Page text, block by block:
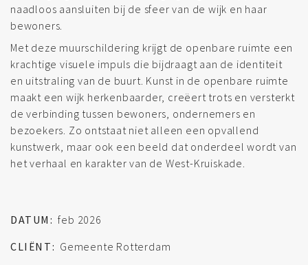
naadloos aansluiten bij de sfeer van de wijk en haar
bewoners.
Met deze muurschildering krijgt de openbare ruimte een
krachtige visuele impuls die bijdraagt aan de identiteit
en uitstraling van de buurt. Kunst in de openbare ruimte
maakt een wijk herkenbaarder, creëert trots en versterkt
de verbinding tussen bewoners, ondernemers en
bezoekers. Zo ontstaat niet alleen een opvallend
kunstwerk, maar ook een beeld dat onderdeel wordt van
het verhaal en karakter van de West-Kruiskade.
DATUM: feb 2026
CLIËNT: Gemeente Rotterdam